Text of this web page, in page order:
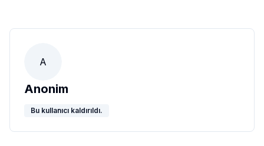
A
Anonim
Bu kullanıcı kaldırıldı.